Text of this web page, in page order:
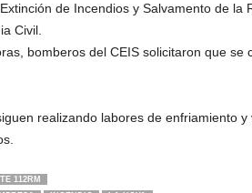
de Incendios y Salvamento de la
Civil.
bomberos del CEIS solicitaron que
realizando labores de enfriamiento
112RM